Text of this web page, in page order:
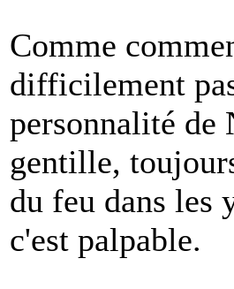
Comme
difficilement
personnalité de
gentille,
du feu dans les
c'est palpable.